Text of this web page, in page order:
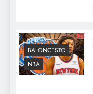
BALONCESTO
NBA